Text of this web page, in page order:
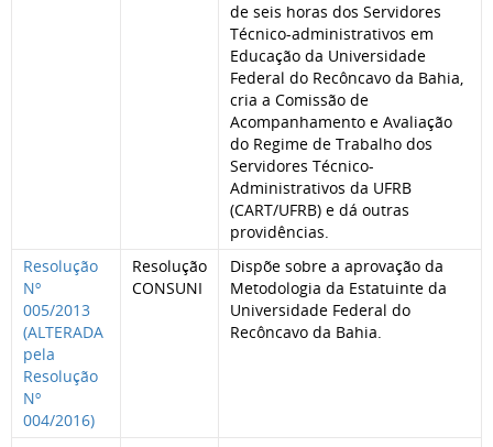
de seis horas dos Servidores
Técnico-administrativos em
Educação da Universidade
Federal do Recôncavo da Bahia,
cria a Comissão de
Acompanhamento e Avaliação
do Regime de Trabalho dos
Servidores Técnico-
Administrativos da UFRB
(CART/UFRB) e dá outras
providências.
Resolução
Nº
005/2013
(ALTERADA
pela
Resolução
Nº
004/2016)
Resolução
CONSUNI
Dispõe sobre a aprovação da
Metodologia da Estatuinte da
Universidade Federal do
Recôncavo da Bahia.